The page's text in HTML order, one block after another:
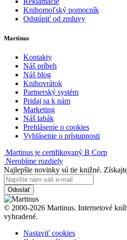
Knihomoľský pomocník
Odstúpiť od zmluvy
Martinus
Kontakty
Náš príbeh
Náš blog
Knihovrátok
Partnerský systém
Pridaj sa k nám
Marketing
Náš labák
Prehlásenie o cookies
Vyhlásenie o prístupnosti
Martinus je certifikovaný B Corp
Nerobíme rozdiely
Najlepšie novinky sú tie knižné.
Odoslať
© 2000-2026 Martinus. Internetové
vyhradené.
Nastaviť cookies